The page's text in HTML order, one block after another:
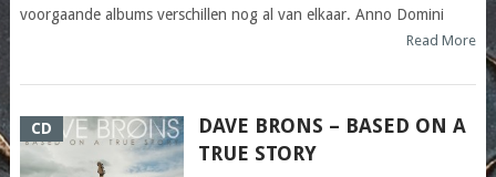
voorgaande albums verschillen nog al van elkaar. Anno Domini
Read More
CD
DAVE BRONS – BASED ON A
TRUE STORY